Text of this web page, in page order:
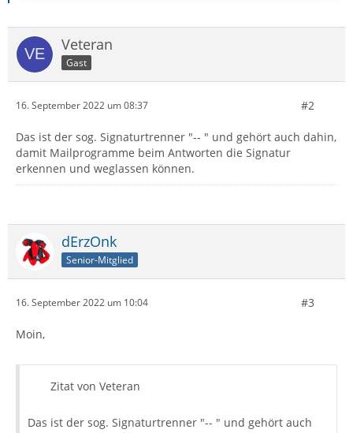
Veteran
Gast
16. September 2022 um 08:37 #2
Das ist der sog. Signaturtrenner "-- " und gehört auch dahin,
damit Mailprogramme beim Antworten die Signatur
erkennen und weglassen können.
dErzOnk
Senior-Mitglied
16. September 2022 um 10:04 #3
Moin,
Zitat von Veteran
Das ist der sog. Signaturtrenner "-- " und gehört auch